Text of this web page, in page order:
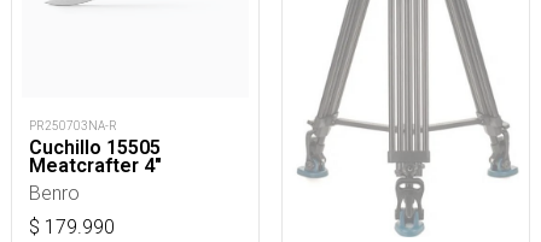
PR250703NA-R
Cuchillo 15505
Meatcrafter 4"
Benro
$ 179.990